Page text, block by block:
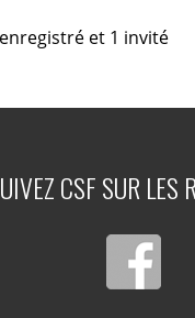
et 1 invité
CSF SUR LES